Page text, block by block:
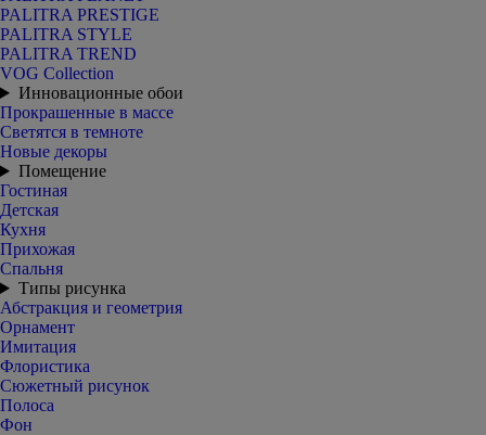
PALITRA PRESTIGE
PALITRA STYLE
PALITRA TREND
VOG Collection
Инновационные обои
Прокрашенные в массе
Светятся в темноте
Новые декоры
Помещение
Гостиная
Детская
Кухня
Прихожая
Спальня
Типы рисунка
Абстракция и геометрия
Орнамент
Имитация
Флористика
Сюжетный рисунок
Полоса
Фон